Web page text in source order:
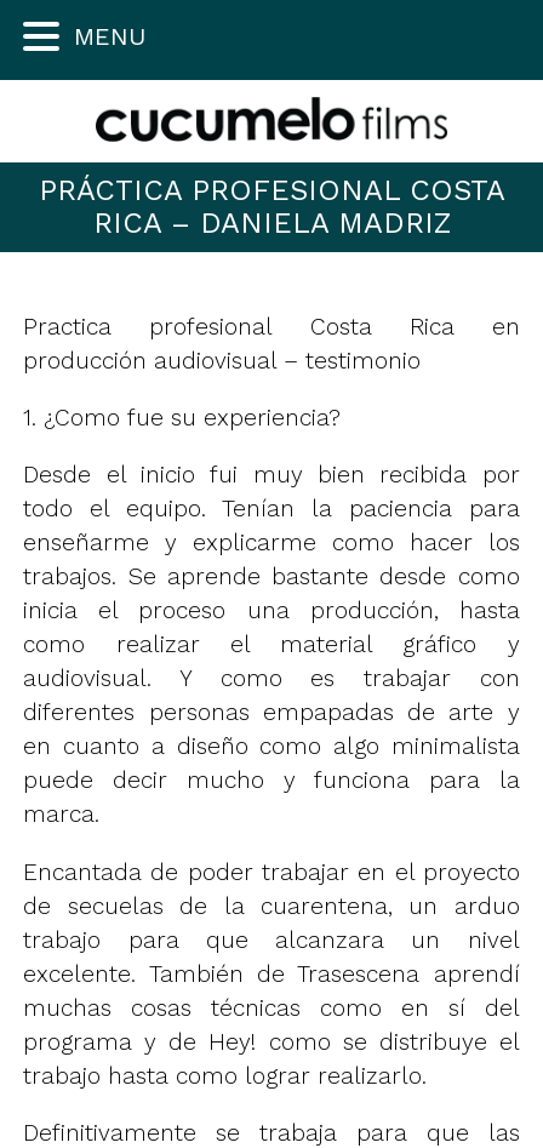
PRÁCTICA PROFESIONAL COSTA
RICA – DANIELA MADRIZ
Practica profesional Costa Rica en
producción audiovisual – testimonio
1. ¿Como fue su experiencia?
Desde el inicio fui muy bien recibida por
todo el equipo. Tenían la paciencia para
enseñarme y explicarme como hacer los
trabajos. Se aprende bastante desde como
inicia el proceso una producción, hasta
como realizar el material gráfico y
audiovisual. Y como es trabajar con
diferentes personas empapadas de arte y
en cuanto a diseño como algo minimalista
puede decir mucho y funciona para la
marca.
Encantada de poder trabajar en el proyecto
de secuelas de la cuarentena, un arduo
trabajo para que alcanzara un nivel
excelente. También de Trasescena aprendí
muchas cosas técnicas como en sí del
programa y de Hey! como se distribuye el
trabajo hasta como lograr realizarlo.
Definitivamente se trabaja para que las
MENU